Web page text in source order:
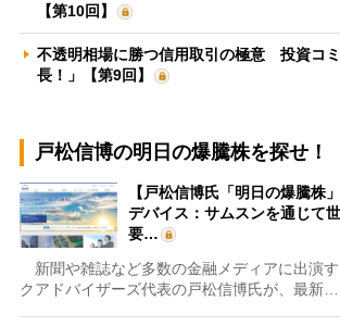
【第10回】
不透明相場に勝つ信用取引の極意 投資コ
長！」【第9回】
戸松信博の明日の爆騰株を探せ！
【戸松信博氏「明日の爆騰株
デバイス：サムスンを通じて
要…
新聞や雑誌など多数の金融メディアに出演
クアドバイザーズ代表の戸松信博氏が、最新…